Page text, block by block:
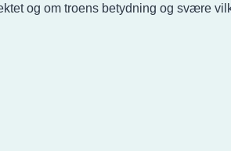
og om troens betydning og svære